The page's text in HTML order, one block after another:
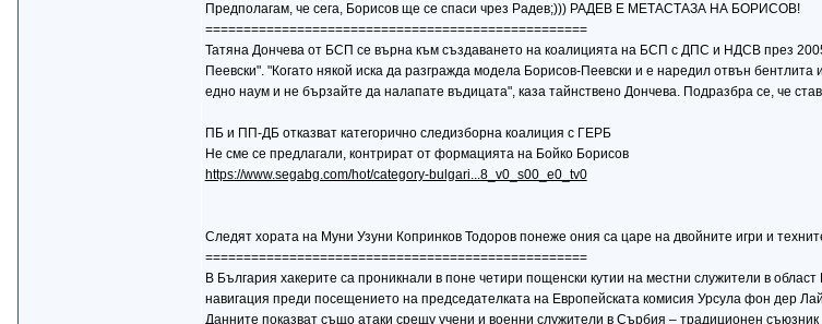
Предполагам, че сега, Борисов ще се спаси чрез Радев;))) РАДЕВ Е МЕТАСТАЗА НА БОРИСОВ!
==================================================
Татяна Дончева от БСП се върна към създаването на коалицията на БСП с ДПС и НДСВ през
Пеевски". "Когато някой иска да разгражда модела Борисов-Пеевски и е наредил отвън
едно наум и не бързайте да налапате въдицата", каза тайнствено Дончева. Подразбра се, че
ПБ и ПП-ДБ отказват категорично следизборна коалиция с ГЕРБ
Не сме се предлагали, контрират от формацията на Бойко Борисов
https://www.segabg.com/hot/category-bulgari...8_v0_s00_e0_tv0
Следят хората на Муни Узуни Копринков Тодоров понеже ония са царе на двойните игри и
==================================================
В България хакерите са проникнали в поне четири пощенски кутии на местни служители в
навигация преди посещението на председателката на Европейската комисия Урсула фон дер
Данните показват също атаки срещу учени и военни служители в Сърбия – традиционен съюзник